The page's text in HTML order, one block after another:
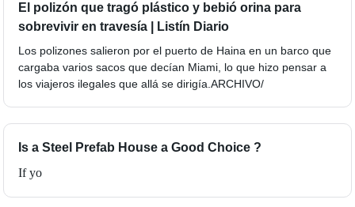
El polizón que tragó plástico y bebió orina para
sobrevivir en travesía | Listín Diario
Los polizones salieron por el puerto de Haina en un barco que
cargaba varios sacos que decían Miami, lo que hizo pensar a
los viajeros ilegales que allá se dirigía.ARCHIVO/
Is a Steel Prefab House a Good Choice ?
If yo